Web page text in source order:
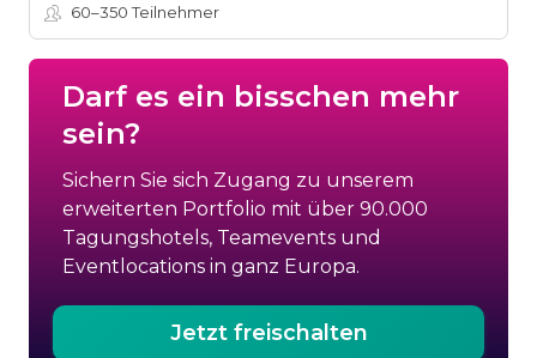
60–350Teilnehmer
Darf es ein bisschen mehr
sein?
Sichern Sie sich Zugang zu unserem
erweiterten Portfolio mit über 90.000
Tagungshotels, Teamevents und
Eventlocations in ganz Europa.
Jetzt freischalten